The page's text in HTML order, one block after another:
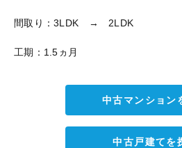
間取り：3LDK → 2LDK
工期：1.5ヵ月
中古マンション
中古戸建てを